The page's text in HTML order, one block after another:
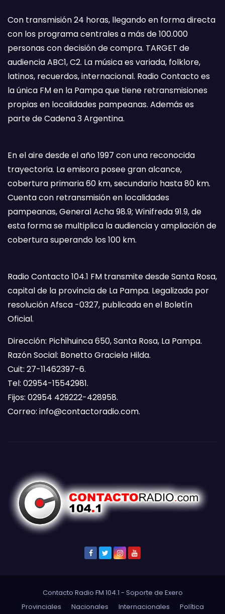
Con transmisión 24 horas, llegando en forma directa
con los programa centrales a más de 100.000
personas con decisión de compra. TARGET de
audiencia ABC1, C2. La música es variada, folklore,
latinos, recuerdos, internacional. Radio Contacto es
la única FM en la Pampa que tiene retransmisiones
propias en localidades pampeanas. Además es
parte de Cadena 3 Argentina.
En el aire desde el año 1997 con una reconocida
trayectoria. La emisora posee gran alcance,
cobertura primaria 60 km, secundario hasta 80 km.
Cuenta con retransmisión en localidades
pampeanas, General Acha 98.9; Winifreda 91.9, de
esta forma se multiplica la audiencia y ampliación de
cobertura superando los 100 km.
Radio Contacto 104.1 FM transmite desde Santa Rosa,
capital de la provincia de La Pampa. Legalizada por
resolución Afsca -0327, publicada en el Boletín
Oficial.
Dirección: Pichihuinca 650, Santa Rosa, La Pampa.
Razón Social: Bonetto Graciela Hilda.
Cuit: 27-11462397-6.
Tel: 02954-15542981.
Fijos: 02954 429222-428958.
Correo: info@contactoradio.com.
Contacto Radio FM 104.1 - Soporte de Exero
Provinciales
Nacionales Internacionales Política